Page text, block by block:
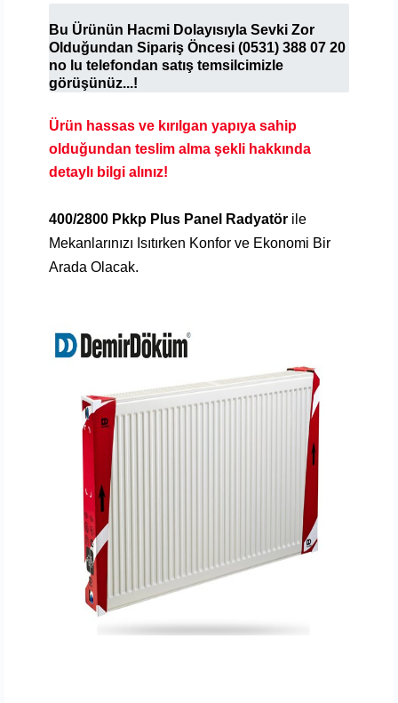
Bu Ürünün Hacmi Dolayısıyla Sevki Zor
Olduğundan Sipariş Öncesi (0531) 388 07 20
no lu telefondan satış temsilcimizle
görüşünüz...!
Ürün hassas ve kırılgan yapıya sahip
olduğundan teslim alma şekli hakkında
detaylı bilgi alınız!
400/2800 Pkkp Plus Panel Radyatör ile
Mekanlarınızı Isıtırken Konfor ve Ekonomi Bir
Arada Olacak.